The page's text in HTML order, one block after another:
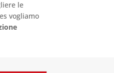
le
vogliamo